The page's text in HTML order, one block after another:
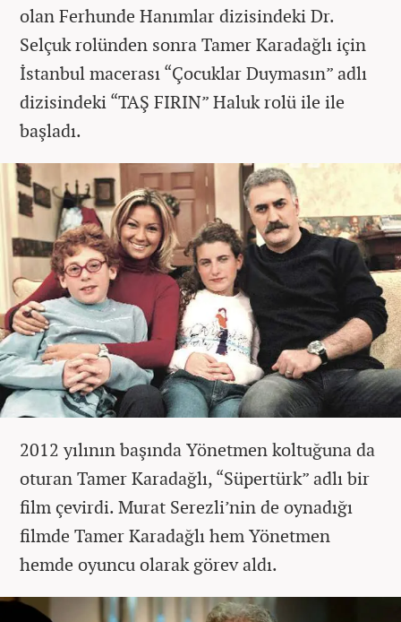
olan Ferhunde Hanımlar dizisindeki Dr.
Selçuk rolünden sonra Tamer Karadağlı için
İstanbul macerası “Çocuklar Duymasın” adlı
dizisindeki “TAŞ FIRIN” Haluk rolü ile ile
başladı.
2012 yılının başında Yönetmen koltuğuna da
oturan Tamer Karadağlı, “Süpertürk” adlı bir
film çevirdi. Murat Serezli’nin de oynadığı
filmde Tamer Karadağlı hem Yönetmen
hemde oyuncu olarak görev aldı.